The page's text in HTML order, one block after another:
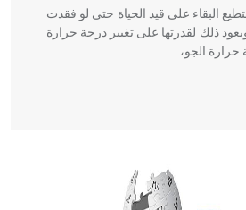
البقاء على قيد الحياة حتى لو فقدت
ذلك لقدرتها على تغيير درجة حرارة
حرارة الجو،
التغذية، ورسالته في جروح الرأس. ويعود
من الدين والفلسفة.